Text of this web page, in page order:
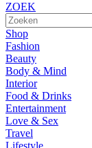
ZOEK
Shop
Fashion
Beauty
Body & Mind
Interior
Food & Drinks
Entertainment
Love & Sex
Travel
Lifestyle